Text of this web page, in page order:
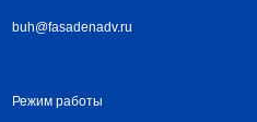
buh@fasadenadv.ru
Режим работы